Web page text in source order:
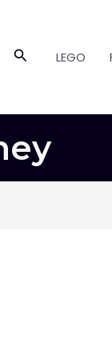
BuscarLEGO